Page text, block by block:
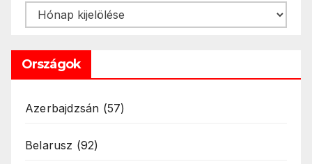
Archívum
Országok
Azerbajdzsán (57)
Belarusz (92)